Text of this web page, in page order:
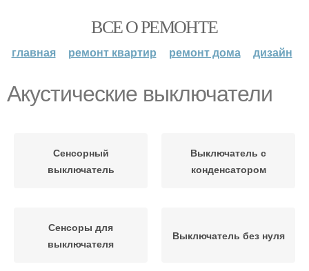
ВСЕ О РЕМОНТЕ
главная ремонт квартир ремонт дома дизайн
Акустические выключатели
Сенсорный
выключатель
Выключатель с
конденсатором
Сенсоры для
выключателя
Выключатель без нуля